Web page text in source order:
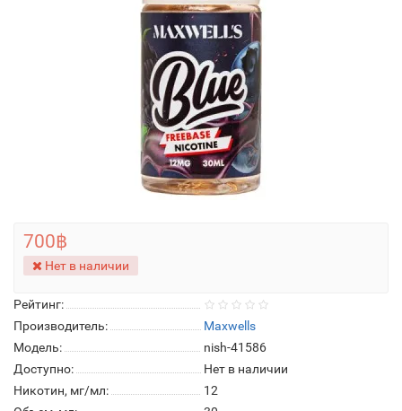
Рейтинг:
Производитель:
Maxwells
Модель:
nish-41586
Доступно:
Нет в наличии
Никотин, мг/мл:
12
700฿
Нет в наличии